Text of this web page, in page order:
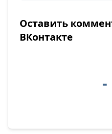
Оставить
ВКонтакте